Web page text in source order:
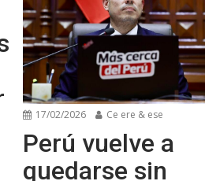
17/02/2026 Ce ere & ese
Perú vuelve a
quedarse sin